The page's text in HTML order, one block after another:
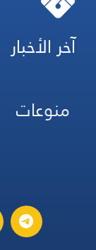
آخر الأخبار
منوعات